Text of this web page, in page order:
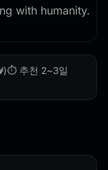
⏱️ 추천 2~3일